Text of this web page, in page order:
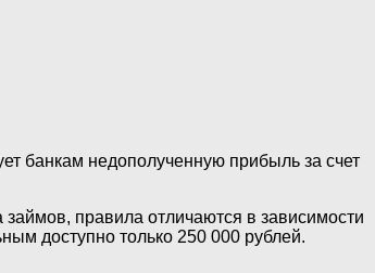
банкам недополученную прибыль за счет
правила отличаются в зависимости
доступно только 250 000 рублей.